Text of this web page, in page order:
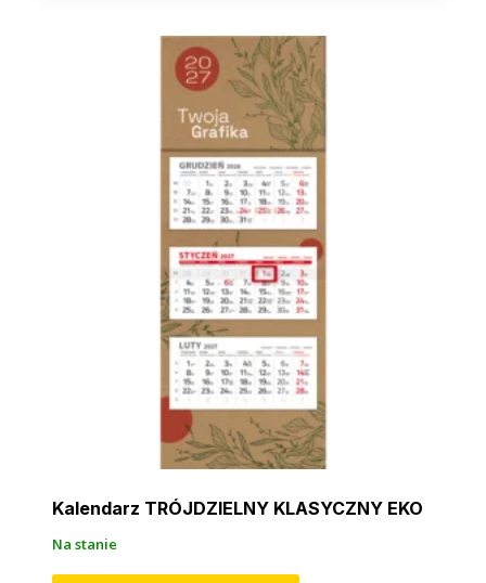
Kalendarz TRÓJDZIELNY KLASYCZNY EKO
Na stanie